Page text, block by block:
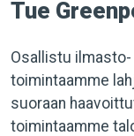
Tue
Osallistu
toimintaamme
suoraan
toimintaamme